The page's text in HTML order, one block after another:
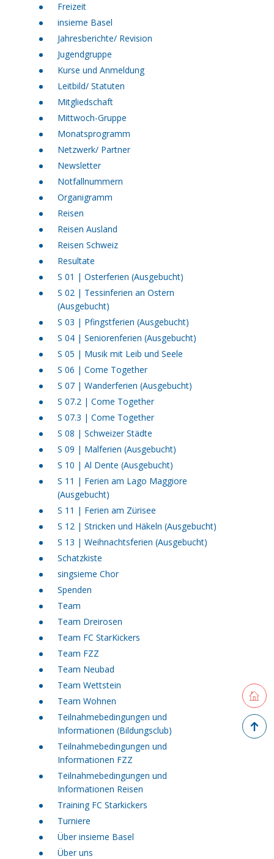
Freizeit
insieme Basel
Jahresberichte/ Revision
Jugendgruppe
Kurse und Anmeldung
Leitbild/ Statuten
Mitgliedschaft
Mittwoch-Gruppe
Monatsprogramm
Netzwerk/ Partner
Newsletter
Notfallnummern
Organigramm
Reisen
Reisen Ausland
Reisen Schweiz
Resultate
S 01 | Osterferien (Ausgebucht)
S 02 | Tessinferien an Ostern
(Ausgebucht)
S 03 | Pfingstferien (Ausgebucht)
S 04 | Seniorenferien (Ausgebucht)
S 05 | Musik mit Leib und Seele
S 06 | Come Together
S 07 | Wanderferien (Ausgebucht)
S 07.2 | Come Together
S 07.3 | Come Together
S 08 | Schweizer Städte
S 09 | Malferien (Ausgebucht)
S 10 | Al Dente (Ausgebucht)
S 11 | Ferien am Lago Maggiore
(Ausgebucht)
S 11 | Ferien am Zürisee
S 12 | Stricken und Häkeln (Ausgebucht)
S 13 | Weihnachtsferien (Ausgebucht)
Schatzkiste
singsieme Chor
Spenden
Team
Team Dreirosen
Team FC StarKickers
Team FZZ
Team Neubad
Team Wettstein
Team Wohnen
Teilnahmebedingungen und
Informationen (Bildungsclub)
Teilnahmebedingungen und
Informationen FZZ
Teilnahmebedingungen und
Informationen Reisen
Training FC Starkickers
Turniere
Über insieme Basel
Über uns
Zurück